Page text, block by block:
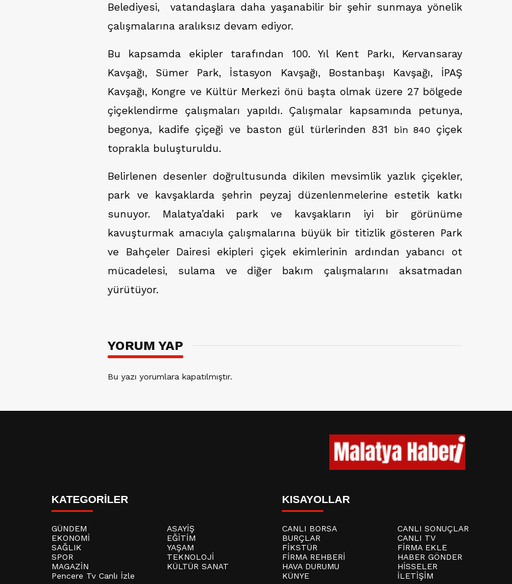
Belediyesi, vatandaşlara daha yaşanabilir bir şehir sunmaya yönelik
çalışmalarına aralıksız devam ediyor.
Bu kapsamda ekipler tarafından 100. Yıl Kent Parkı, Kervansaray
Kavşağı, Sümer Park, İstasyon Kavşağı, Bostanbaşı Kavşağı, İPAŞ
Kavşağı, Kongre ve Kültür Merkezi önü başta olmak üzere 27 bölgede
çiçeklendirme çalışmaları yapıldı. Çalışmalar kapsamında petunya,
begonya, kadife çiçeği ve baston gül türlerinden 831 bin 840çiçek
toprakla buluşturuldu.
Belirlenen desenler doğrultusunda dikilen mevsimlik yazlık çiçekler,
park ve kavşaklarda şehrin peyzaj düzenlenmelerine estetik katkı
sunuyor. Malatya’daki park ve kavşakların iyi bir görünüme
kavuşturmak amacıyla çalışmalarına büyük bir titizlik gösteren Park
ve Bahçeler Dairesi ekipleri çiçek ekimlerinin ardından yabancı ot
mücadelesi, sulama ve diğer bakım çalışmalarını aksatmadan
yürütüyor.
YORUM YAP
Bu yazı yorumlara kapatılmıştır.
KATEGORİLER
GÜNDEM
ASAYİŞ
EKONOMİ
EĞİTİM
SAĞLIK
YAŞAM
SPOR
TEKNOLOJİ
MAGAZİN
KÜLTÜR SANAT
Pencere Tv Canlı İzle
KISAYOLLAR
CANLI BORSA
CANLI SONUÇLAR
BURÇLAR
CANLI TV
FİKSTÜR
FİRMA EKLE
FİRMA REHBERİ
HABER GÖNDER
HAVA DURUMU
HİSSELER
KÜNYE
İLETİŞİM